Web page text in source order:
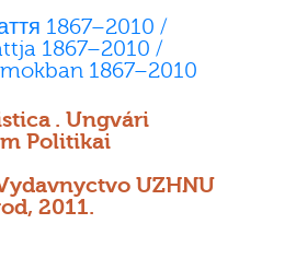
1867–2010 /
1867–2010 /
1867–2010
. Ungvári
Politikai
UZHNU
2011.